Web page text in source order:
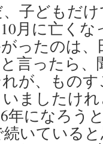
、子どもだ
月に亡く
がったのは
言ったら
が、もの
ましたけ
年になろう
いている